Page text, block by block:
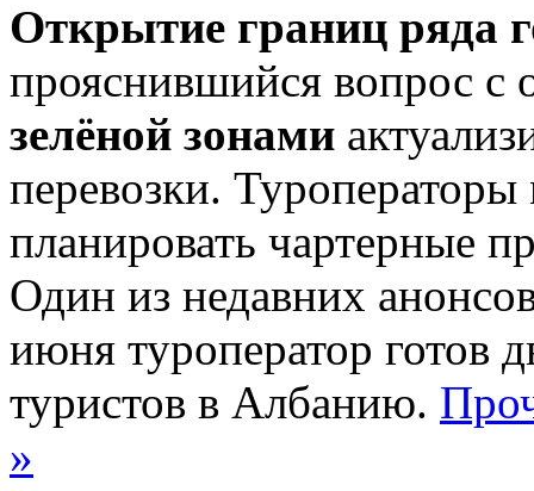
Oткрытиe грaниц рядa
прояснившийся вопрос с
зелёной зонами
перевозки.
планировать чартерные
Один из недавних
июня туроператор готов
туристов в Албанию.
»